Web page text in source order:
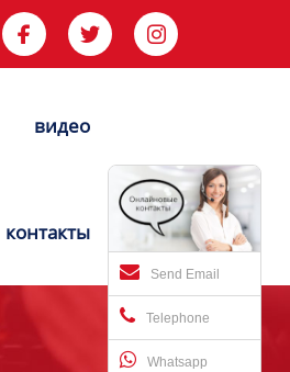
  
видео
контакты

Send Email
Telephone
Whatsapp